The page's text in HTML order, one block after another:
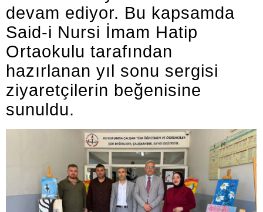
devam ediyor. Bu kapsamda
Said-i Nursi İmam Hatip
Ortaokulu tarafından
hazırlanan yıl sonu sergisi
ziyaretçilerin beğenisine
sunuldu.